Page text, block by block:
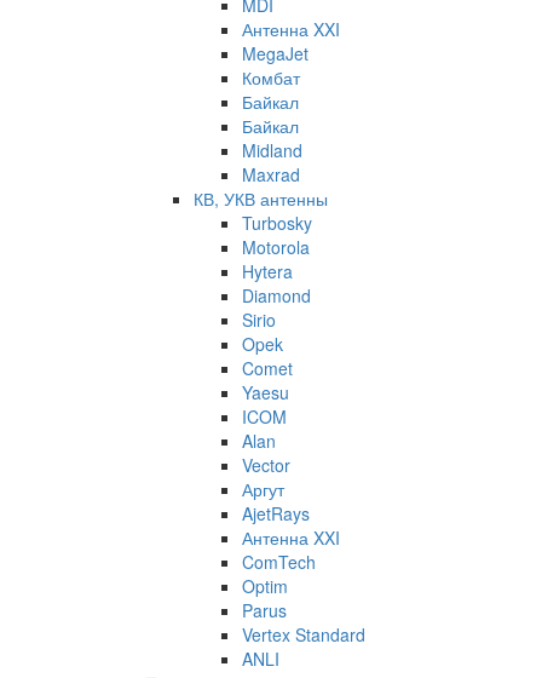
Антенна XXI
MegaJet
Комбат
Байкал
Байкал
Midland
Maxrad
КВ, УКВ антенны
Turbosky
Motorola
Hytera
Diamond
Sirio
Opek
Comet
Yaesu
ICOM
Alan
Vector
Аргут
AjetRays
Антенна XXI
ComTech
Optim
Parus
Vertex Standard
ANLI